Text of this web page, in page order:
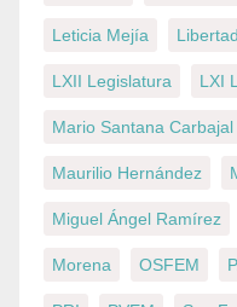
Leticia Mejía
LXII Legislatura LXI
Mario Santana Carbajal
Maurilio Hernández
Miguel Ángel Ramírez
Morena OSFEM